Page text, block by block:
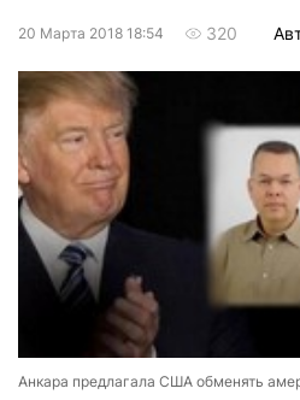
20 Марта 2018 18:54 320
Анкара предлагала США обменять